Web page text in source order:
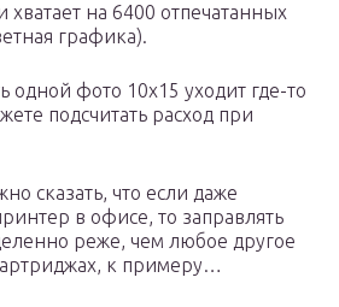
на 6400 отпечатанных
графика).
одной фото 10х15 уходит где-то
подсчитать расход при
сказать, что если даже
в офисе, то заправлять
реже, чем любое другое
к примеру…